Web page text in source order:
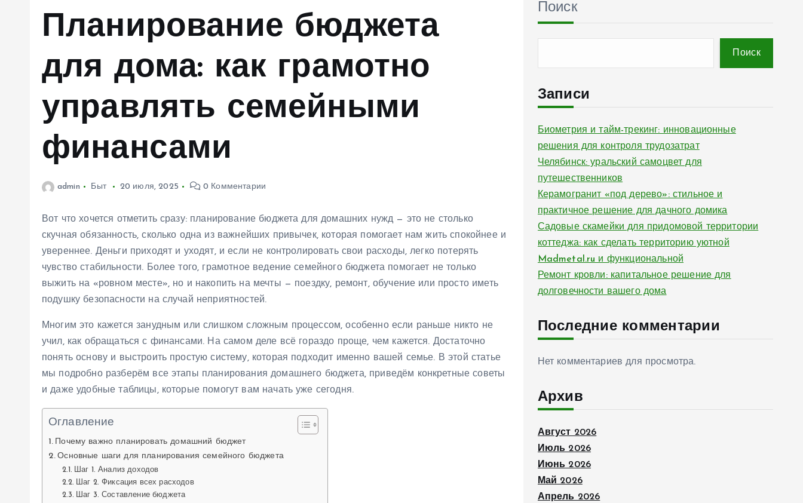
Планирование бюджета
для дома: как грамотно
управлять семейными
финансами
admin Быт 20 июля, 2025 0 Комментарии
Вот что хочется отметить сразу: планирование бюджета для домашних нужд — это не столько
скучная обязанность, сколько одна из важнейших привычек, которая помогает нам жить спокойнее и
увереннее. Деньги приходят и уходят, и если не контролировать свои расходы, легко потерять
чувство стабильности. Более того, грамотное ведение семейного бюджета помогает не только
выжить на «ровном месте», но и накопить на мечты — поездку, ремонт, обучение или просто иметь
подушку безопасности на случай неприятностей.
Многим это кажется занудным или слишком сложным процессом, особенно если раньше никто не
учил, как обращаться с финансами. На самом деле всё гораздо проще, чем кажется. Достаточно
понять основу и выстроить простую систему, которая подходит именно вашей семье. В этой статье
мы подробно разберём все этапы планирования домашнего бюджета, приведём конкретные советы
и даже удобные таблицы, которые помогут вам начать уже сегодня.
Оглавление
Почему важно планировать домашний бюджет
Основные шаги для планирования семейного бюджета
Шаг 1. Анализ доходов
Шаг 2. Фиксация всех расходов
Шаг 3. Составление бюджета
Поиск
Поиск
Записи
Биометрия и тайм-трекинг: инновационные
решения для контроля трудозатрат
Челябинск: уральский самоцвет для
путешественников
Керамогранит «под дерево»: стильное и
практичное решение для дачного домика
Садовые скамейки для придомовой территории
коттеджа: как сделать территорию уютной
Madmetal.ru и функциональной
Ремонт кровли: капитальное решение для
долговечности вашего дома
Последние комментарии
Нет комментариев для просмотра.
Архив
Август 2026
Июль 2026
Июнь 2026
Май 2026
Апрель 2026